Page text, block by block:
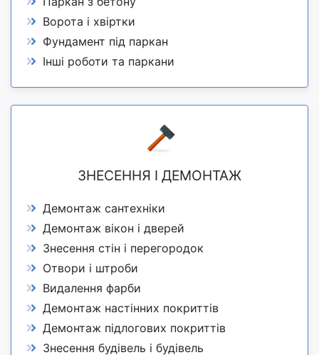
Ворота і хвіртки
Фундамент під паркан
Інші роботи та паркани
ЗНЕСЕННЯ І ДЕМОНТАЖ
Демонтаж сантехніки
Демонтаж вікон і дверей
Знесення стін і перегородок
Отвори і штроби
Видалення фарби
Демонтаж настінних покриттів
Демонтаж підлогових покриттів
Знесення будівель і будівель